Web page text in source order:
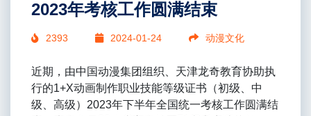
2023年考核工作圆满结束
2393 2024-01-24 动漫文化
近期，由中国动漫集团组织、天津龙奇教育协助执
行的1+X动画制作职业技能等级证书（初级、中
级、高级）2023年下半年全国统一考核工作圆满结